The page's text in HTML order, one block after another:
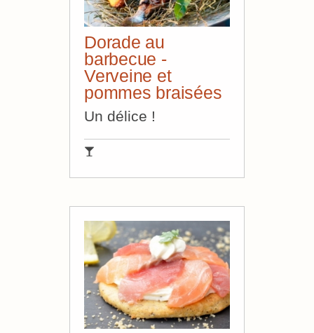
Dorade au
barbecue -
Verveine et
pommes braisées
Un délice !